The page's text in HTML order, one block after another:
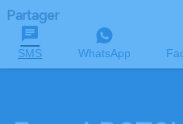
Partager
SMS WhatsApp